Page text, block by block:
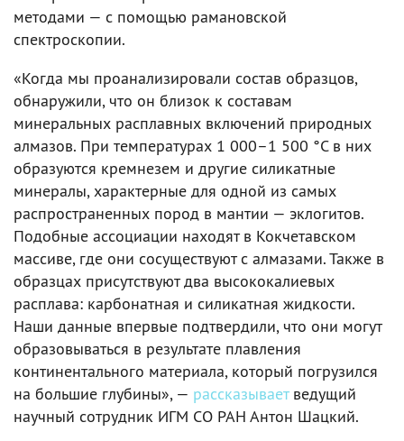
методами — с помощью рамановской
спектроскопии.
«Когда мы проанализировали состав образцов,
обнаружили, что он близок к составам
минеральных расплавных включений природных
алмазов. При температурах 1 000–1 500 °C в них
образуются кремнезем и другие силикатные
минералы, характерные для одной из самых
распространенных пород в мантии — эклогитов.
Подобные ассоциации находят в Кокчетавском
массиве, где они сосуществуют с алмазами. Также в
образцах присутствуют два высококалиевых
расплава: карбонатная и силикатная жидкости.
Наши данные впервые подтвердили, что они могут
образовываться в результате плавления
континентального материала, который погрузился
на большие глубины», — рассказываетведущий
научный сотрудник ИГМ СО РАН Антон Шацкий.